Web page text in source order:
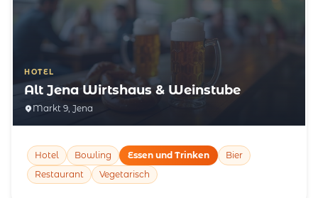
HOTEL
Alt Jena Wirtshaus & Weinstube
Markt 9, Jena
Hotel Bowling Essen und Trinken
Bier
Restaurant
Vegetarisch